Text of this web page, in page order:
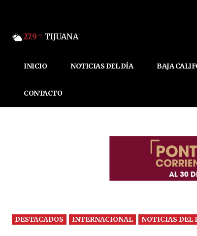
27.9 C TIJUANA
INICIO NOTICIAS DEL DÍA BAJA
CONTACTO
DESTACADOS INTERNACIONAL NOTICIAS DEL